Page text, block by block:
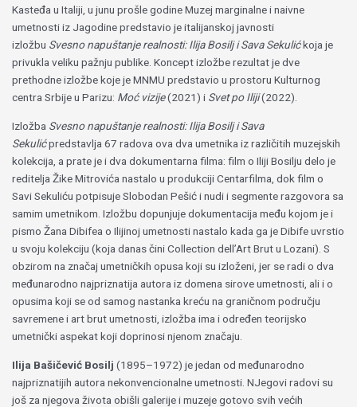
Kasteđa u Italiji, u junu prošle godine Muzej marginalne i naivne
umetnosti iz Jagodine predstavio je italijanskoj javnosti
izložbu Svesno napuštanje realnosti: Ilija Bosilj i Sava Sekulićkoja je
privukla veliku pažnju publike. Koncept izložbe rezultat je dve
prethodne izložbe koje je MNMU predstavio u prostoru Kulturnog
centra Srbije u Parizu: Moć vizije(2021) i Svet po Iliji(2022).
Izložba Svesno napuštanje realnosti: Ilija Bosilj i Sava
Sekulićpredstavlja 67 radova ova dva umetnika iz različitih muzejskih
kolekcija, a prate je i dva dokumentarna filma: film o Iliji Bosilju delo je
reditelja Žike Mitrovića nastalo u produkciji Centarfilma, dok film o
Savi Sekuliću potpisuje Slobodan Pešić i nudi i segmente razgovora sa
samim umetnikom. Izložbu dopunjuje dokumentacija među kojom je i
pismo Žana Dibifea o Ilijinoj umetnosti nastalo kada ga je Dibife uvrstio
u svoju kolekciju (koja danas čini Collection dell’Art Brut u Lozani). S
obzirom na značaj umetničkih opusa koji su izloženi, jer se radi o dva
međunarodno najpriznatija autora iz domena sirove umetnosti, ali i o
opusima koji se od samog nastanka kreću na graničnom području
savremene i art brut umetnosti, izložba ima i određen teorijsko
umetnički aspekat koji doprinosi njenom značaju.
Ilija Bašičević Bosilj (1895–1972) je jedan od međunarodno
najpriznatijih autora nekonvencionalne umetnosti. NJegovi radovi su
još za njegova života obišli galerije i muzeje gotovo svih većih